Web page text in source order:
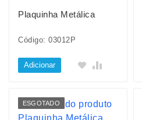
Plaquinha Metálica
Código: 03012P
Adicionar
ESGOTADO